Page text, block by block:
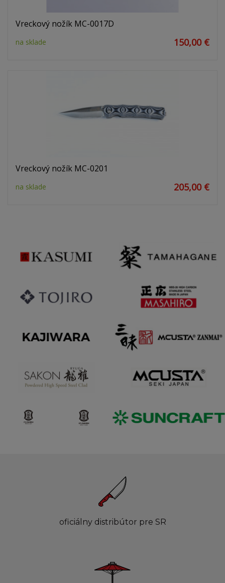
Vreckový nožík MC-0017D
na sklade 150,00 €
Vreckový nožík MC-0201
na sklade 205,00 €
oficiálny distribútor pre SR